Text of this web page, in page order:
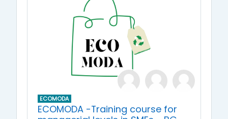
ECOMODA
ECOMODA -Training course for